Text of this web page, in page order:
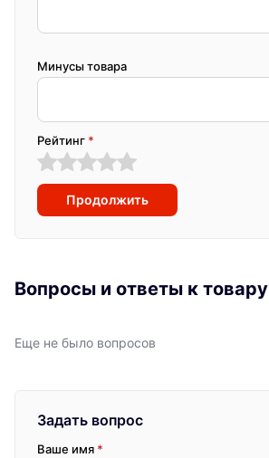
Минусы товара
Рейтинг *
Продолжить
Вопросы и ответы к товару
Еще не было вопросов
Задать вопрос
Ваше имя *